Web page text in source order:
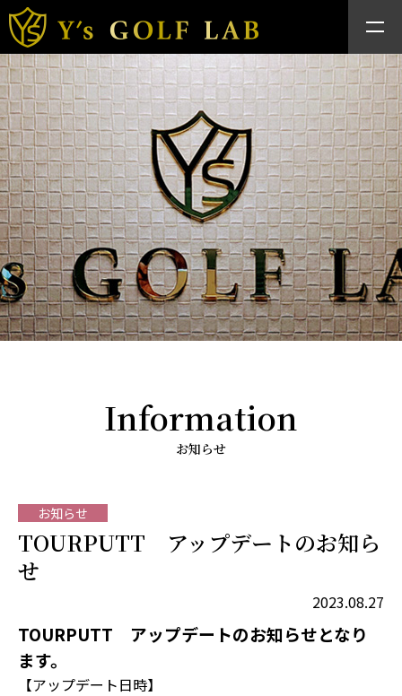
Information
お知らせ
お知らせ
TOURPUTT アップデートのお知ら
せ
2023.08.27
TOURPUTT アップデートのお知らせとなり
ます。
【アップデート日時】